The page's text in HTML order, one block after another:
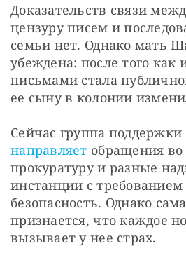
Доказательств связи
цензуру писем и
семьи нет. Однако мать
убеждена: после того как
письмами стала
ее сыну в колонии
направляет обращения
прокуратуру и разные
инстанции с требованием
безопасность. Однако
признается, что каждое
вызывает у нее страх.